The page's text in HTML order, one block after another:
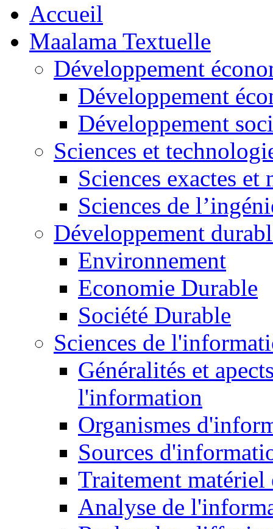
Accueil
Maalama Textuelle
Développement
Développement
Développement
Sciences et
Sciences exactes et
Sciences de
Développement
Environnement
Economie Durable
Société Durable
Sciences de
Généralités et
l'information
Organismes
Sources
Traitement matériel
Analyse de